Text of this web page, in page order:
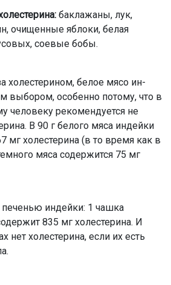
баклажаны, лук,
очищенные яблоки, белая
соевые бобы.
холестерином, белое мясо ин­
выбором, особенно потому, что в
человеку рекомендуется не
В 90 г белого мяса индейки
мг холестерина (в то время как в
мяса содержится 75 мг
индейки: 1 чашка
835 мг холестерина. И
нет холесте­рина, если их есть